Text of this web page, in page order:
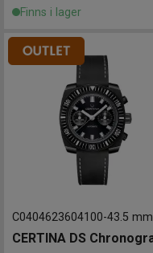
Finns i lager
C0404623604100-43.5 mm